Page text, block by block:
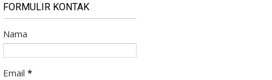
FORMULIR KONTAK
Nama
Email *